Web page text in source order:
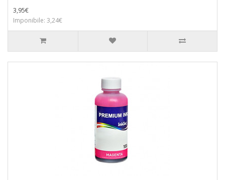
3,95€
Imponibile: 3,24€